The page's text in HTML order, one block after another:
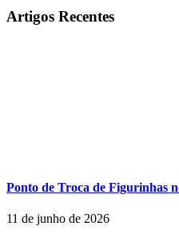
Artigos Recentes
Ponto de Troca de Figurinhas
11 de junho de 2026